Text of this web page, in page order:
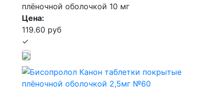
плёночной оболочкой 10 мг
Цена:
119.60 руб
✓